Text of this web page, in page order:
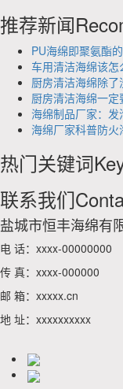
推荐新闻
PU海绵即聚氨酯
车用清洁海绵该
厨房清洁海绵除
厨房清洁海绵一
海绵制品厂家：
海绵厂家科普防
热门关键词
联系我们
盐城市恒丰海绵有
电 话：xxxx-00000000
传 真：xxxx-000000
邮 箱：xxxxx.cn
地 址：xxxxxxxxxx